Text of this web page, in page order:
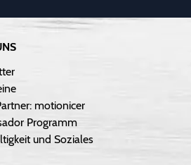
motionicer
Programm
und Soziales